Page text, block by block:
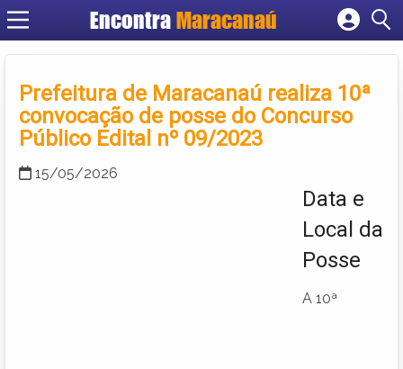
Encontra Maracanaú
Cadastrar empresa
Criar conta
Prefeitura de Maracanaú realiza 10ª
convocação de posse do Concurso
Público Edital nº 09/2023
15/05/2026
Data e
Local da
Posse
A 10ª